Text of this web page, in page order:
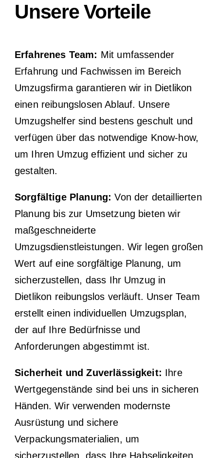
Unsere Vorteile
Erfahrenes Team: Mit umfassender
Erfahrung und Fachwissen im Bereich
Umzugsfirma garantieren wir in Dietlikon
einen reibungslosen Ablauf. Unsere
Umzugshelfer sind bestens geschult und
verfügen über das notwendige Know-how,
um Ihren Umzug effizient und sicher zu
gestalten.
Sorgfältige Planung: Von der detaillierten
Planung bis zur Umsetzung bieten wir
maßgeschneiderte
Umzugsdienstleistungen. Wir legen großen
Wert auf eine sorgfältige Planung, um
sicherzustellen, dass Ihr Umzug in
Dietlikon reibungslos verläuft. Unser Team
erstellt einen individuellen Umzugsplan,
der auf Ihre Bedürfnisse und
Anforderungen abgestimmt ist.
Sicherheit und Zuverlässigkeit: Ihre
Wertgegenstände sind bei uns in sicheren
Händen. Wir verwenden modernste
Ausrüstung und sichere
Verpackungsmaterialien, um
sicherzustellen, dass Ihre Habseligkeiten